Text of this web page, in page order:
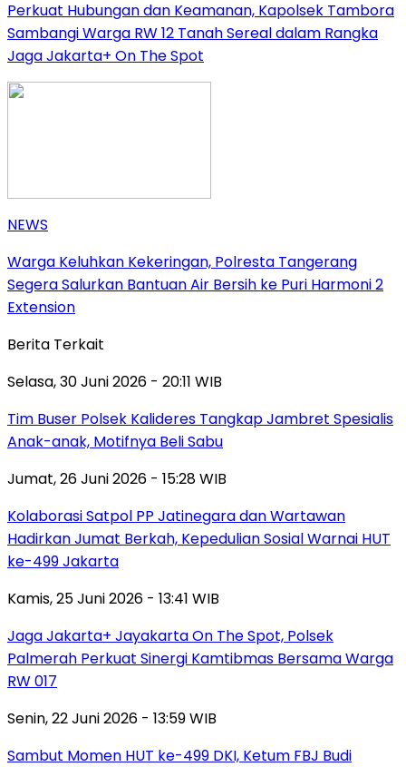
Perkuat Hubungan dan Keamanan, Kapolsek Tambora
Sambangi Warga RW 12 Tanah Sereal dalam Rangka
Jaga Jakarta+ On The Spot
NEWS
Warga Keluhkan Kekeringan, Polresta Tangerang
Segera Salurkan Bantuan Air Bersih ke Puri Harmoni 2
Extension
Berita Terkait
Selasa, 30 Juni 2026 - 20:11 WIB
Tim Buser Polsek Kalideres Tangkap Jambret Spesialis
Anak-anak, Motifnya Beli Sabu
Jumat, 26 Juni 2026 - 15:28 WIB
Kolaborasi Satpol PP Jatinegara dan Wartawan
Hadirkan Jumat Berkah, Kepedulian Sosial Warnai HUT
ke-499 Jakarta
Kamis, 25 Juni 2026 - 13:41 WIB
Jaga Jakarta+ Jayakarta On The Spot, Polsek
Palmerah Perkuat Sinergi Kamtibmas Bersama Warga
RW 017
Senin, 22 Juni 2026 - 13:59 WIB
Sambut Momen HUT ke-499 DKI, Ketum FBJ Budi